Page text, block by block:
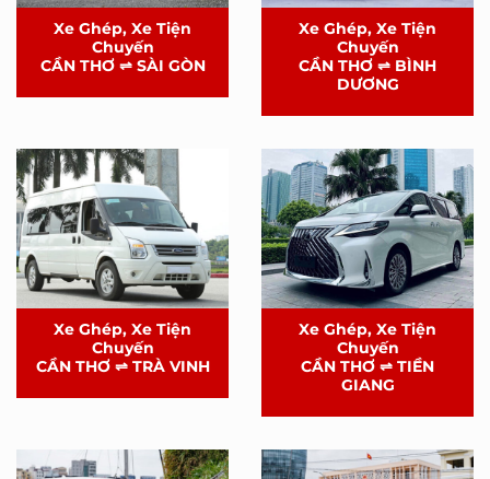
Xe Ghép, Xe Tiện
Chuyến
CẦN THƠ ⇌ SÀI GÒN
Xe Ghép, Xe Tiện
Chuyến
CẦN THƠ ⇌ BÌNH
DƯƠNG
Xe Ghép, Xe Tiện
Chuyến
CẦN THƠ ⇌ TRÀ VINH
Xe Ghép, Xe Tiện
Chuyến
CẦN THƠ ⇌ TIỀN
GIANG